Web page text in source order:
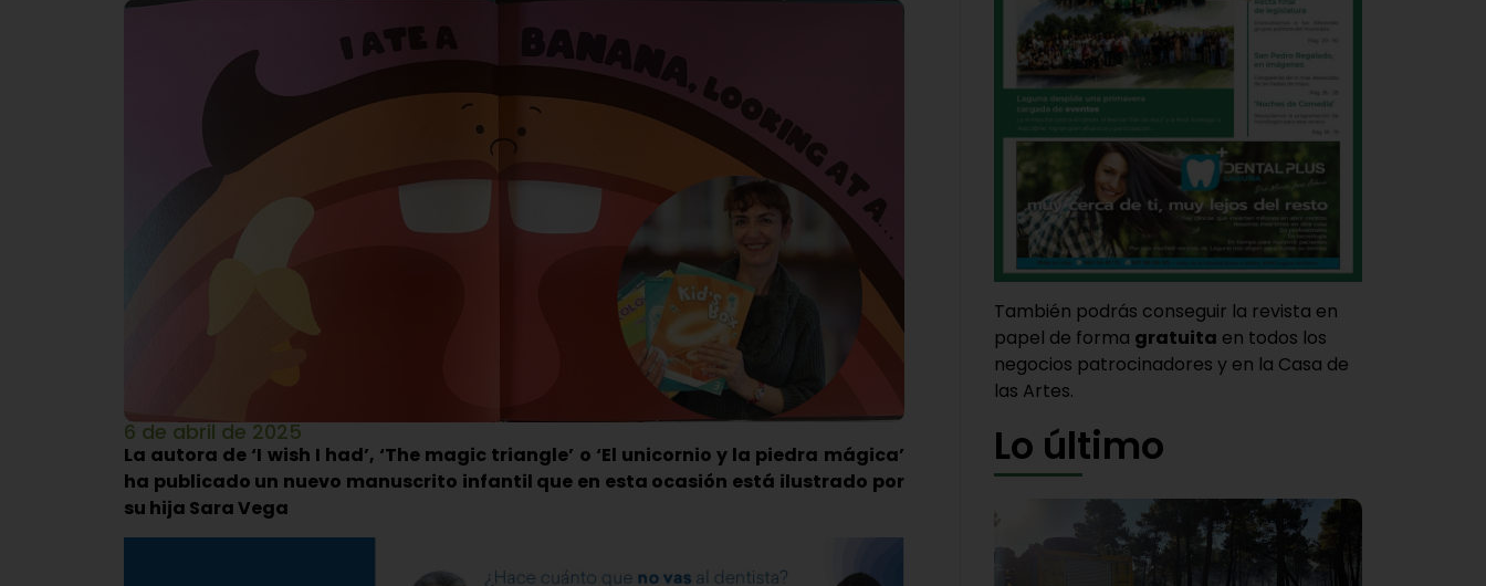
6 de abril de 2025
La autora de ‘I wish I had’, ‘The magic triangle’ o ‘El unicornio y la piedra mágica’
ha publicado un nuevo manuscrito infantil que en esta ocasión está ilustrado por
su hija Sara Vega
También podrás conseguir la revista en
papel de forma gratuita en todos los
negocios patrocinadores y en la Casa de
las Artes.
Lo último